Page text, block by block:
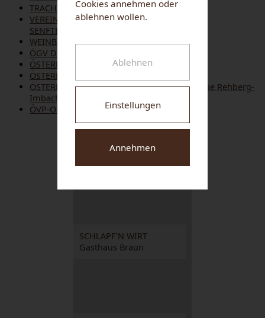
TRACHTENKAPELLE SENFTENBERG
VEREIN ZUR ERHALTUNG DER BURGRUINE
SENFTENBERG
WEINBAUVEREIN
ÖGV DOGSPORT Senftenberg
ÖSTERR. ALPENVEREIN
ÖSTERR. KAMERADSCHAFTSBUND
ÖSTERR. PENSIONISTENVERBAND Ortsgruppe Rehberg-
Imbach
ÖVP-ORTSGRUPPE SENFTENBERG
NUHR MEDICAL CENTER
SCHLAPF'N WIRT
Gasthaus Braun
Cookies annehmen oder
ablehnen wollen.
Ablehnen
Einstellungen
Annehmen